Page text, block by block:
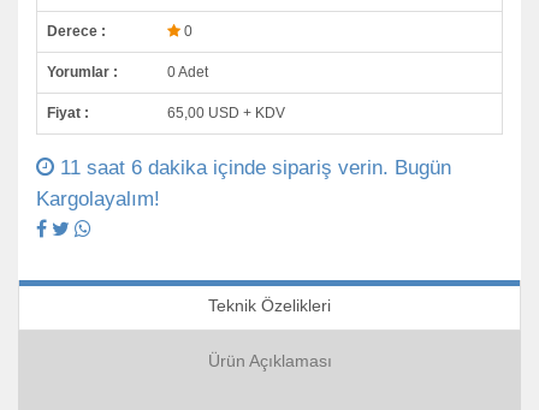
Derece : 0
Yorumlar : 0 Adet
Fiyat : 65,00 USD + KDV
11 saat 6 dakika içinde sipariş verin. Bugün
Kargolayalım!
Teknik Özelikleri
Ürün Açıklaması